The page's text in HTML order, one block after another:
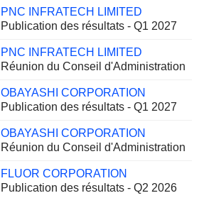
PNC INFRATECH LIMITED
Publication des résultats - Q1 2027
PNC INFRATECH LIMITED
Réunion du Conseil d'Administration
OBAYASHI CORPORATION
Publication des résultats - Q1 2027
OBAYASHI CORPORATION
Réunion du Conseil d'Administration
FLUOR CORPORATION
Publication des résultats - Q2 2026